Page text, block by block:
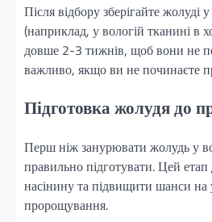
Після відбору зберігайте жолуді
(наприклад, у вологій тканині в
довше 2-3 тижнів, щоб вони не
важливо, якщо ви не починаєте
Підготовка жолудя до
Перш ніж занурювати жолудь у
правильно підготувати. Цей
насінину та підвищити шанси на
пророщування.